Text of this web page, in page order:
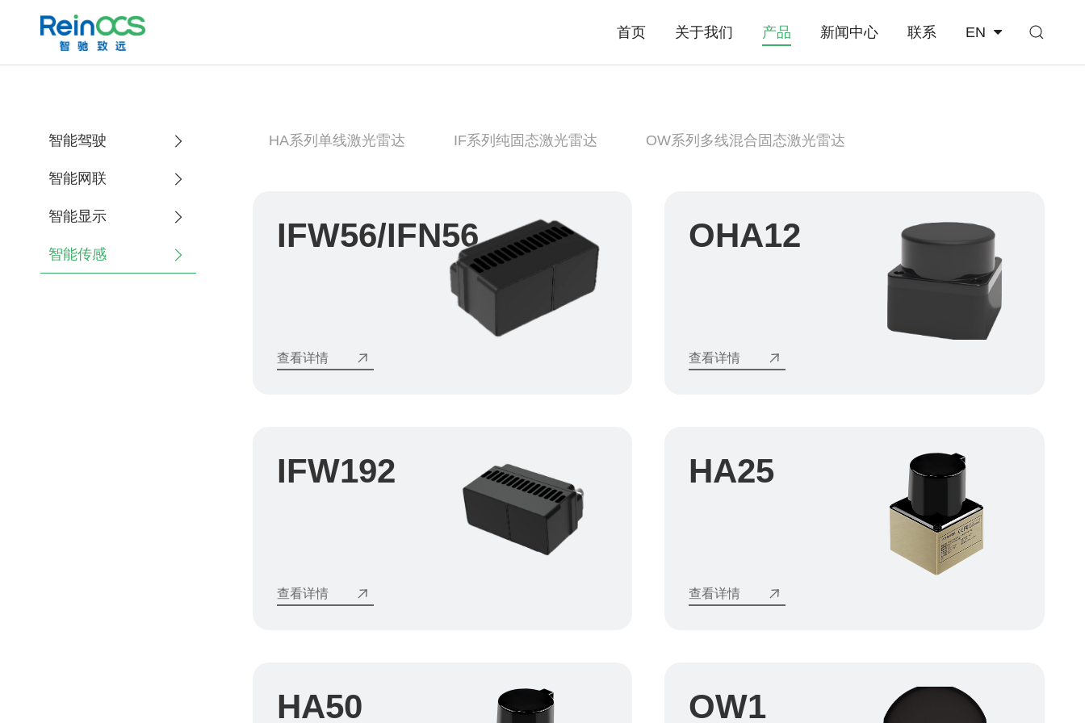
首页 关于我们 产品 新闻中心 联系 EN
智能驾驶
智能网联
智能显示
智能传感
HA系列单线激光雷达 IF系列纯固态激光雷达 OW系列多线混合固态激光雷达
IFW56/IFN56
查看详情
OHA12
查看详情
IFW192
查看详情
HA25
查看详情
HA50 OW1